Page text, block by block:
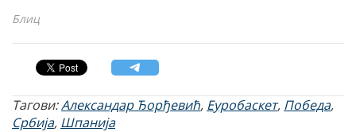
Блиц
Тагови:Александар Ђорђевић, Еуробаскет, Победа,
Србија, Шпанија